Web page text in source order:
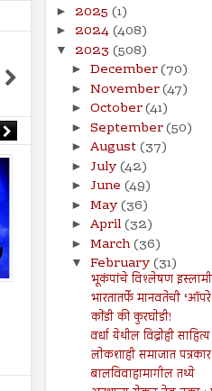
Aug
2024
व्याज खाणारा रक्तात पोहत असतो :
प्रेषितवाणी (हदीस)
8/16/2024
► 2025 (1)
► 2024(408)
▼ 2023 (508)
► December(70)
► November(47)
► October(41)
► September(50)
► August(37)
► July(42)
► June (49)
► May(36)
► April(32)
► March(36)
▼ February(31)
भूकंपांचे विश्लेषण इस्लामी
भारतातर्फे मानवतेची
कोंडी की कुरघोडी!
वर्धा येथील विद्रोही
लोकशाही समाजात
बालविवाहामागील तथ्ये